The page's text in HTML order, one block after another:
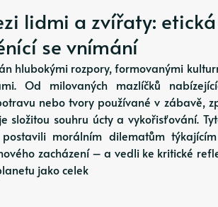
lidmi a zvířaty:
se vnímání
hlubokými rozpory, formovanými
Od milovaných mazlíčků
nebo tvory používané v zábavě,
složitou souhru úcty a vykořisťování.
morálním dilematům
zacházení – a vedli ke kritické
jako celek